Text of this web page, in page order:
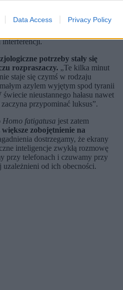
Data Access Privacy Policy
biurowców przez szczelnie
pracuje więc nie tylko pod
potrzeby stały się
rozpraszaczy. „Te kilka minut
staje się czymś w rodzaju
azylem wyjętym spod tyranii
nieustannego hałasu nawet
przypominać luksus”.
Homo fatigatusa jest zatem
zobojętnienie na
dostrzegamy, że ekrany
inteligencje zwykłą rozmowę
przy telefonach i czuwamy przy
od ich obecności.